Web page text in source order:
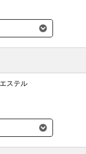
できます。
したダウンプルーフ加
手入れできます。
選ぶ楽しみがありま
ステル